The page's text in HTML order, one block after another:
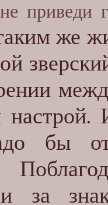
приведи
же
бы
и за